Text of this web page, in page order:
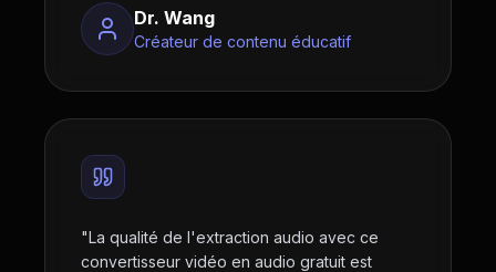
Dr. Wang
Créateur de contenu éducatif
"La qualité de l'extraction audio avec ce
convertisseur vidéo en audio gratuit est